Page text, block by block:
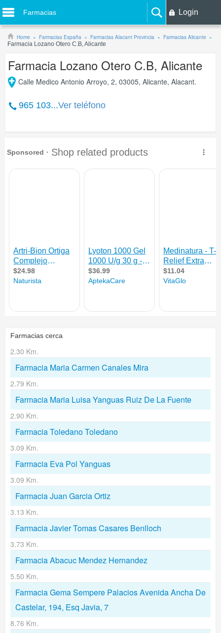
Farmacias Login
Home Farmacias España Farmacias Alacant Provincia
Farmacias Alicante
Farmacia Lozano Otero C.B, Alicante
Farmacia Lozano Otero C.B, Alicante
Calle Medico Antonio Arroyo, 2, 03005, Alicante, Alacant.
965 103...Ver teléfono
Farmacias cerca
2.30 Km.
Farmacia Maria Carmen Canales Mira
2.79 Km.
Farmacia Maria Luisa Yanguas Ruiz De La Fuente
2.90 Km.
Farmacia Toledano Toledano
3.09 Km.
Farmacia Eva Pol Yanguas
3.09 Km.
Farmacia Juan Garcia Ortiz
3.13 Km.
Farmacia Javier Tomas Casares Benlloch
3.73 Km.
Farmacia Abacuc Mendez Hernandez
5.50 Km.
Farmacia Gema Sempere Palacios Avenida Ancha De
Castelar, 194, Esq Javia, 7
8.76 Km.